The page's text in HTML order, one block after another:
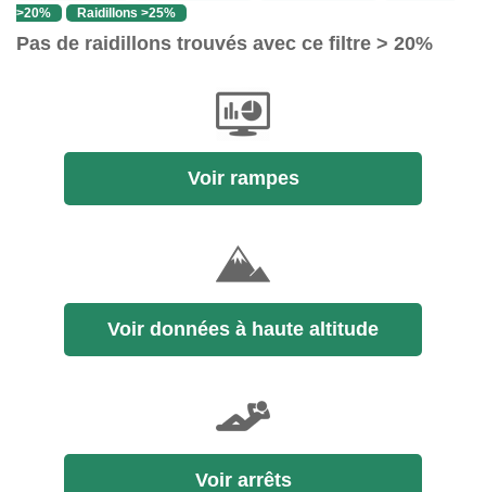
>20%
Raidillons >25%
Pas de raidillons trouvés avec ce filtre > 20%
Voir rampes
Voir données à haute altitude
Voir arrêts